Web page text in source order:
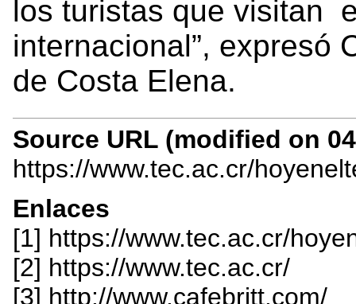
los turistas que visitan
internacional”, expresó
de Costa Elena.
Source URL (modified on
https://www.tec.ac.cr/
Enlaces
[1] https://www.tec.ac.cr/
[2] https://www.tec.ac.cr/
[3] http://www.cafebritt.com/